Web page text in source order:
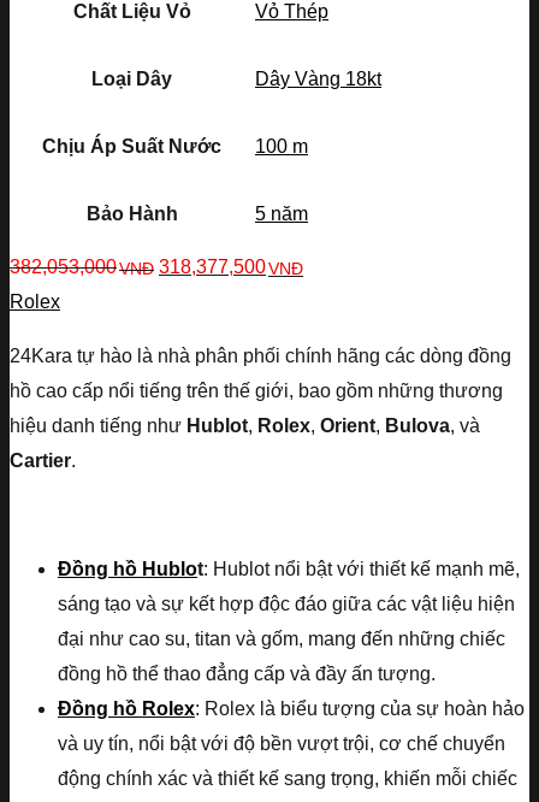
Chất Liệu Vỏ Vỏ Thép
Loại Dây Dây Vàng 18kt
Chịu Áp Suất Nước 100 m
Bảo Hành 5 năm
382,053,000VNĐ 318,377,500VNĐ
Rolex
24Kara tự hào là nhà phân phối chính hãng các dòng đồng
hồ cao cấp nổi tiếng trên thế giới, bao gồm những thương
hiệu danh tiếng như Hublot, Rolex, Orient, Bulova, và
Cartier.
Đồng hồ Hublot: Hublot nổi bật với thiết kế mạnh mẽ,
sáng tạo và sự kết hợp độc đáo giữa các vật liệu hiện
đại như cao su, titan và gốm, mang đến những chiếc
đồng hồ thể thao đẳng cấp và đầy ấn tượng.
Đồng hồ Rolex: Rolex là biểu tượng của sự hoàn hảo
và uy tín, nổi bật với độ bền vượt trội, cơ chế chuyển
động chính xác và thiết kế sang trọng, khiến mỗi chiếc